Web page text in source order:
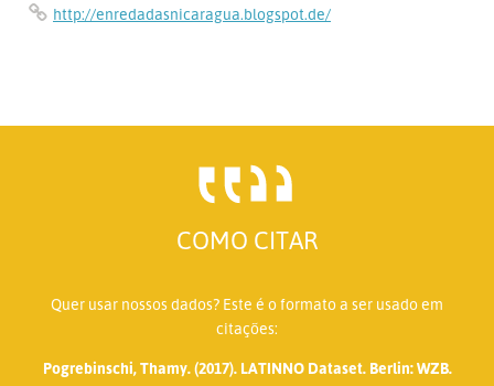
http://enredadasnicaragua.blogspot.de/
COMO CITAR
Quer usar nossos dados? Este é o formato a ser usado em
citações:
Pogrebinschi, Thamy. (2017). LATINNO Dataset. Berlin: WZB.